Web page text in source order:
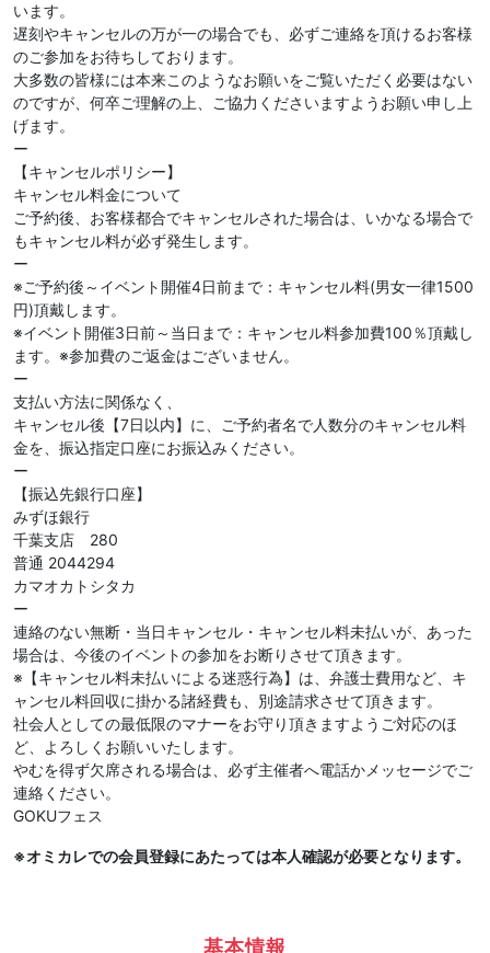
います。
遅刻やキャンセルの万が一の場合でも、必ずご連絡を頂けるお客様
のご参加をお待ちしております。
大多数の皆様には本来このようなお願いをご覧いただく必要はない
のですが、何卒ご理解の上、ご協力くださいますようお願い申し上
げます。
ー
【キャンセルポリシー】
キャンセル料金について
ご予約後、お客様都合でキャンセルされた場合は、いかなる場合で
もキャンセル料が必ず発生します。
ー
※ご予約後～イベント開催4日前まで：キャンセル料(男女一律1500
円)頂戴します。
※イベント開催3日前～当日まで：キャンセル料参加費100％頂戴し
ます。※参加費のご返金はございません。
ー
支払い方法に関係なく、
キャンセル後【7日以内】に、ご予約者名で人数分のキャンセル料
金を、振込指定口座にお振込みください。
ー
【振込先銀行口座】
みずほ銀行
千葉支店 280
普通 2044294
カマオカトシタカ
ー
連絡のない無断・当日キャンセル・キャンセル料未払いが、あった
場合は、今後のイベントの参加をお断りさせて頂きます。
※【キャンセル料未払いによる迷惑行為】は、弁護士費用など、キ
ャンセル料回収に掛かる諸経費も、別途請求させて頂きます。
社会人としての最低限のマナーをお守り頂きますようご対応のほ
ど、よろしくお願いいたします。
やむを得ず欠席される場合は、必ず主催者へ電話かメッセージでご
連絡ください。
GOKUフェス
※オミカレでの会員登録にあたっては本人確認が必要となります。
基本情報